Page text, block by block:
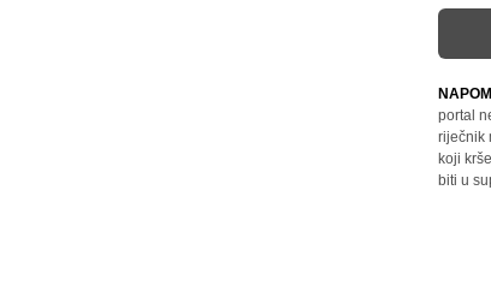
portal
riječnik
koji
biti u